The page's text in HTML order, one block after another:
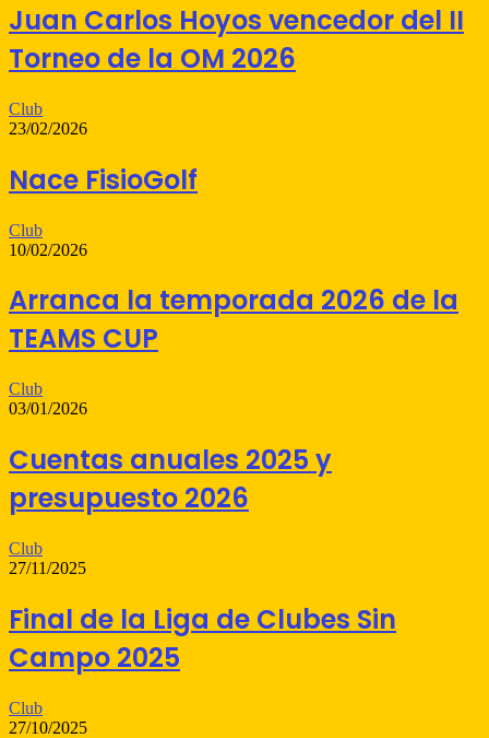
Juan Carlos Hoyos vencedor del II
Torneo de la OM 2026
Club
23/02/2026
Nace FisioGolf
Club
10/02/2026
Arranca la temporada 2026 de la
TEAMS CUP
Club
03/01/2026
Cuentas anuales 2025 y
presupuesto 2026
Club
27/11/2025
Final de la Liga de Clubes Sin
Campo 2025
Club
27/10/2025